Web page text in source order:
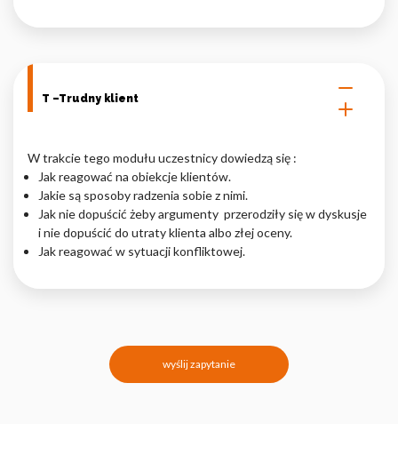
T –Trudny klient
W trakcie tego modułu uczestnicy dowiedzą się :
Jak reagować na obiekcje klientów.
Jakie są sposoby radzenia sobie z nimi.
Jak nie dopuścić żeby argumenty przerodziły się w dyskusje
i nie dopuścić do utraty klienta albo złej oceny.
Jak reagować w sytuacji konfliktowej.
wyślij zapytanie